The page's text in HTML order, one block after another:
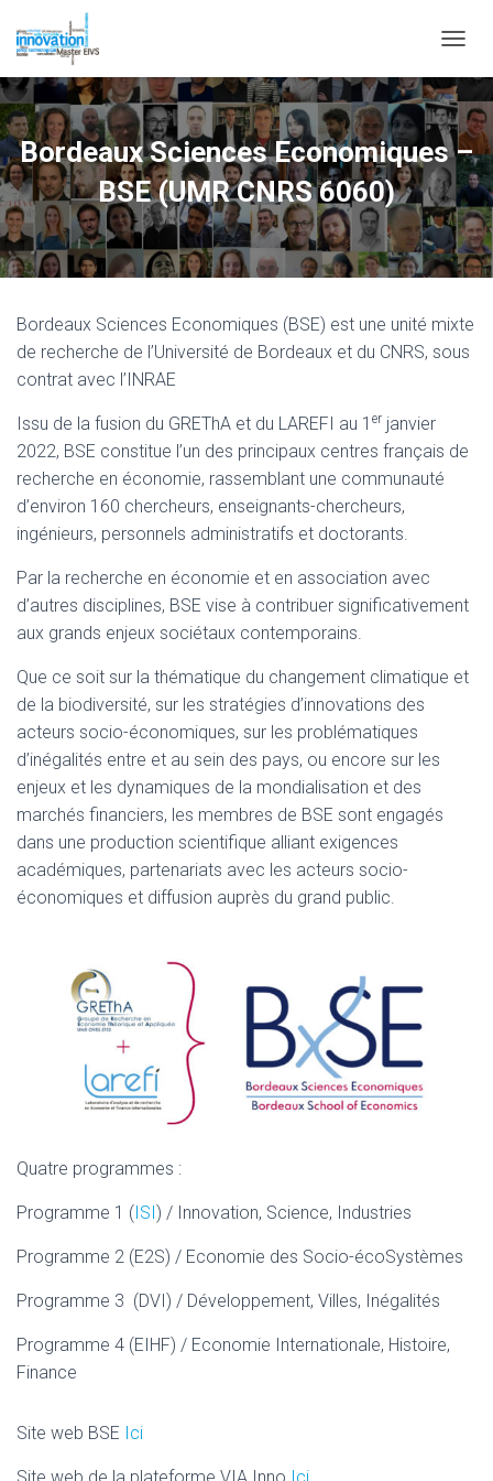
Bordeaux Sciences Economiques –
BSE (UMR CNRS 6060)
Bordeaux Sciences Economiques (BSE) est une unité mixte
de recherche de l’Université de Bordeaux et du CNRS, sous
contrat avec l’INRAE
Issu de la fusion du GREThA et du LAREFI au 1 er janvier
2022, BSE constitue l’un des principaux centres français de
recherche en économie, rassemblant une communauté
d’environ 160 chercheurs, enseignants-chercheurs,
ingénieurs, personnels administratifs et doctorants.
Par la recherche en économie et en association avec
d’autres disciplines, BSE vise à contribuer significativement
aux grands enjeux sociétaux contemporains.
Que ce soit sur la thématique du changement climatique et
de la biodiversité, sur les stratégies d’innovations des
acteurs socio-économiques, sur les problématiques
d’inégalités entre et au sein des pays, ou encore sur les
enjeux et les dynamiques de la mondialisation et des
marchés financiers, les membres de BSE sont engagés
dans une production scientifique alliant exigences
académiques, partenariats avec les acteurs socio-
économiques et diffusion auprès du grand public.
Quatre programmes :
Programme 1 ( ISI ) / Innovation, Science, Industries
Programme 2 (E2S) / Economie des Socio-écoSystèmes
Programme 3 (DVI) / Développement, Villes, Inégalités
Programme 4 (EIHF) / Economie Internationale, Histoire,
Finance
Site web BSE Ici